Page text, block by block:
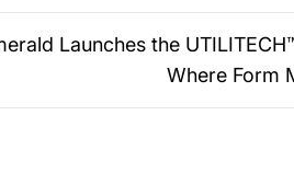
Launches the
Where Form